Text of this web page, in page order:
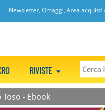
Newsletter, Omaggi, Area
RIVISTE
- Ebook